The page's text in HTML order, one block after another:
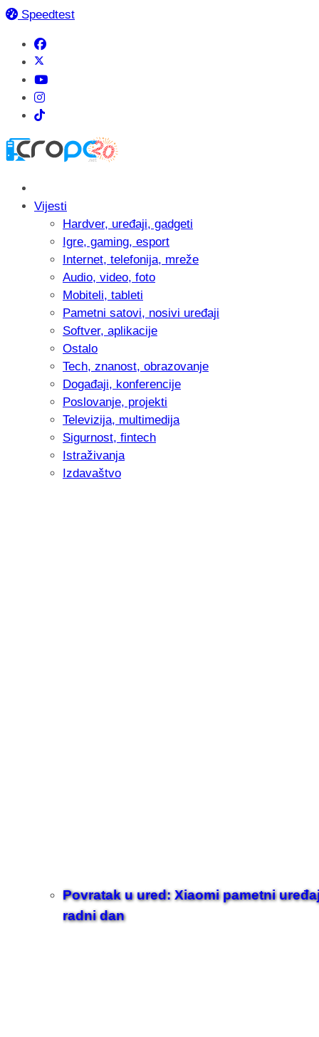
Speedtest
Vijesti
Hardver, uređaji, gadgeti
Igre, gaming, esport
Internet, telefonija, mreže
Audio, video, foto
Mobiteli, tableti
Pametni satovi, nosivi uređaji
Softver, aplikacije
Ostalo
Tech, znanost, obrazovanje
Događaji, konferencije
Poslovanje, projekti
Televizija, multimedija
Sigurnost, fintech
Istraživanja
Izdavaštvo
Povratak u ured: Xiaomi pametni
radni dan